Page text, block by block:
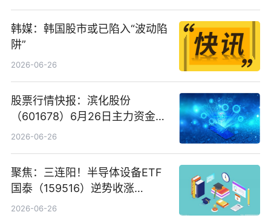
韩媒：韩国股市或已陷入“波动陷
阱”
2026-06-26
股票行情快报：滨化股份
（601678）6月26日主力资金净
卖出5964.34万元
2026-06-26
聚焦：三连阳！半导体设备ETF
国泰（159516）逆势收涨
3.5%，近10日累计净流入超65
2026-06-26